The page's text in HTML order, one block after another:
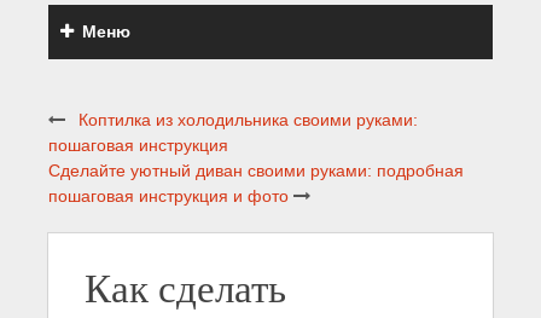
Меню
Коптилка из холодильника своими руками:
пошаговая инструкция
Сделайте уютный диван своими руками: подробная
пошаговая инструкция и фото
Как сделать